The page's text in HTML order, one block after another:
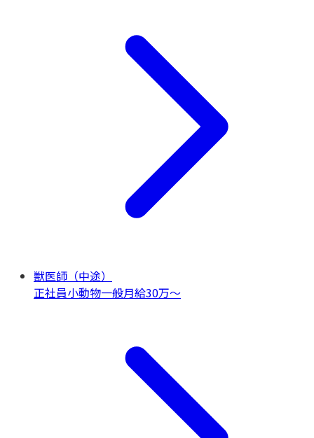
獣医師（中途）
正社員小動物一般月給30万〜